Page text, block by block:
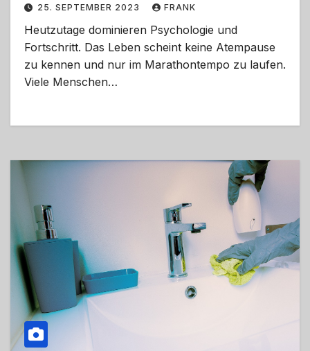
25. SEPTEMBER 2023 FRANK
Heutzutage dominieren Psychologie und
Fortschritt. Das Leben scheint keine Atempause
zu kennen und nur im Marathontempo zu laufen.
Viele Menschen…